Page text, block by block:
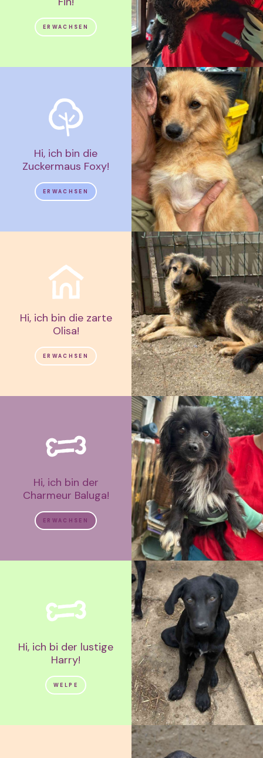
ERWACHSEN
Hi, ich bin die
Zuckermaus Foxy!
ERWACHSEN
Hi, ich bin die zarte
Olisa!
ERWACHSEN
Hi, ich bin der
Charmeur Baluga!
ERWACHSEN
Hi, ich bi der lustige
Harry!
WELPE